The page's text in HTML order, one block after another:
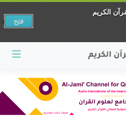
الكريم
فتح